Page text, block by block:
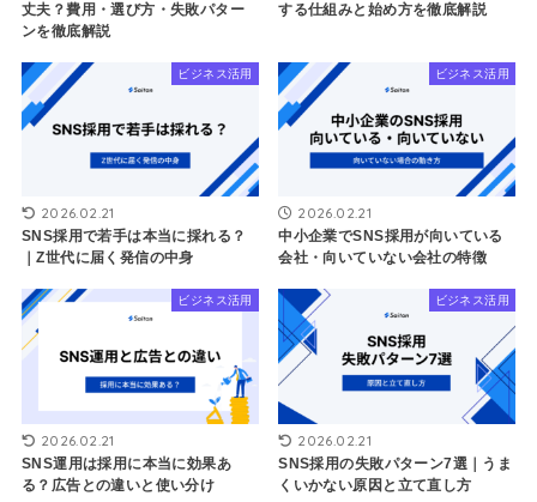
丈夫？費用・選び方・失敗パター
ンを徹底解説
する仕組みと始め方を徹底解説
ビジネス活用
2026.02.21
SNS採用で若手は本当に採れる？
｜Z世代に届く発信の中身
ビジネス活用
2026.02.21
中小企業でSNS採用が向いている
会社・向いていない会社の特徴
ビジネス活用
2026.02.21
SNS運用は採用に本当に効果あ
る？広告との違いと使い分け
ビジネス活用
2026.02.21
SNS採用の失敗パターン7選｜うま
くいかない原因と立て直し方